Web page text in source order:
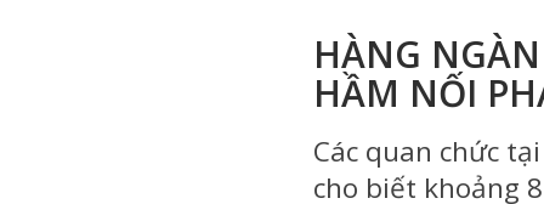
HÀNG
HẦM NỐI
Các quan chức
cho biết khoảng